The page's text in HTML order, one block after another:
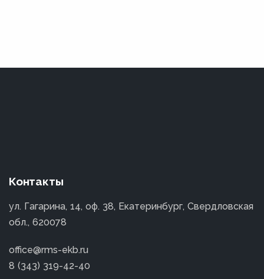
Контакты
ул. Гагарина, 14, оф. 38, Екатеринбург, Свердловская
обл., 620078
office@rms-ekb.ru
8 (343) 319-42-40